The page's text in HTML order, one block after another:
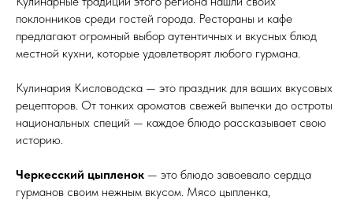
поклонников среди гостей города. Рестораны и кафе
предлагают огромный выбор аутентичных и вкусных блюд
местной кухни, которые удовлетворят любого гурмана.
Кулинария Кисловодска — это праздник для ваших вкусовых
рецепторов. От тонких ароматов свежей выпечки до остроты
национальных специй — каждое блюдо рассказывает свою
историю.
Черкесский цыпленок — это блюдо завоевало сердца
гурманов своим нежным вкусом. Мясо цыпленка,